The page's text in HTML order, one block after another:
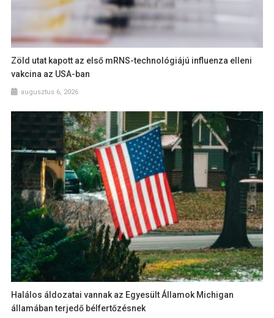
Zöld utat kapott az első mRNS-technológiájú influenza elleni
vakcina az USA-ban
augusztus 6, 2026
Halálos áldozatai vannak az Egyesült Államok Michigan
államában terjedő bélfertőzésnek